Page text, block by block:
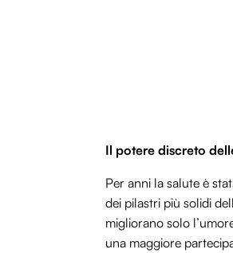
Il potere discreto
Per anni la salute è
dei pilastri più solidi
migliorano solo
una maggiore